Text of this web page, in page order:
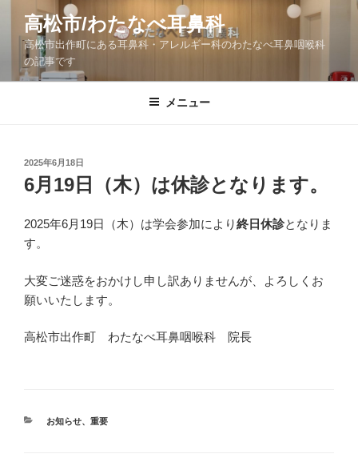
ツ
高松市/わたなべ耳鼻科
高松市出作町にある耳鼻科・アレルギー科のわたなべ耳鼻咽喉科
の記事です
メニュー
投
稿
日:
2025年6月18日
6月19日（木）は休診となります。
2025年6月19日（木）は学会参加により終日休診となりま
す。
大変ご迷惑をおかけし申し訳ありませんが、よろしくお
願いいたします。
高松市出作町 わたなべ耳鼻咽喉科 院長
カ
お知らせ、 重要